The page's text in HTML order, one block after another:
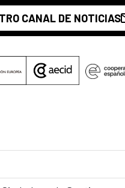
CANAL DE NOTICIAS